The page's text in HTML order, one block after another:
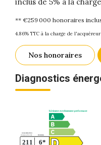
** €259 000 honoraires
4.86% TTC à la charge de l'acquéreur
Nos honoraires
Diagnostics